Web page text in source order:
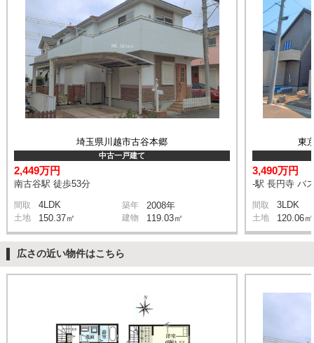
埼玉県川越市古谷本郷
中古一戸建て
2,449万円
南古谷駅 徒歩53分
間取 4LDK 築年 2008年
土地 150.37㎡ 建物 119.03㎡
東
3,490万円
-駅 長円寺 バ
間取 3LDK
土地 120.06㎡
広さの近い物件はこちら